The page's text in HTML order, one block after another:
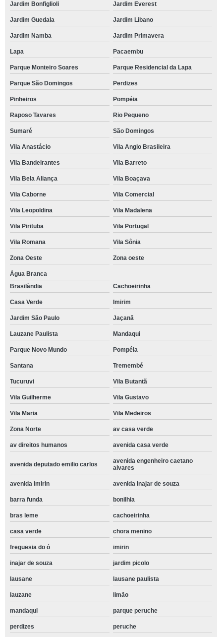
Jardim Bonfiglioli Jardim Everest
Jardim Guedala Jardim Libano
Jardim Namba Jardim Primavera
Lapa Pacaembu
Parque Monteiro Soares Parque Residencial da Lapa
Parque São Domingos Perdizes
Pinheiros Pompéia
Raposo Tavares Rio Pequeno
Sumaré São Domingos
Vila Anastácio Vila Anglo Brasileira
Vila Bandeirantes Vila Barreto
Vila Bela Aliança Vila Boaçava
Vila Caborne Vila Comercial
Vila Leopoldina Vila Madalena
Vila Pirituba Vila Portugal
Vila Romana Vila Sônia
Zona Oeste Zona oeste
Água Branca
Brasilândia
Cachoeirinha
Casa Verde Imirim
Jardim São Paulo Jaçanã
Lauzane Paulista Mandaqui
Parque Novo Mundo Pompéia
Santana Tremembé
Tucuruvi Vila Butantã
Vila Guilherme Vila Gustavo
Vila Maria Vila Medeiros
Zona Norte av casa verde
av direitos humanos avenida casa verde
avenida deputado emilio carlos
avenida engenheiro caetano
alvares
avenida imirin avenida inajar de souza
barra funda bonilhia
bras leme cachoeirinha
casa verde chora menino
freguesia do ó imirin
inajar de souza jardim picolo
lausane lausane paulista
lauzane limão
mandaqui parque peruche
perdizes peruche